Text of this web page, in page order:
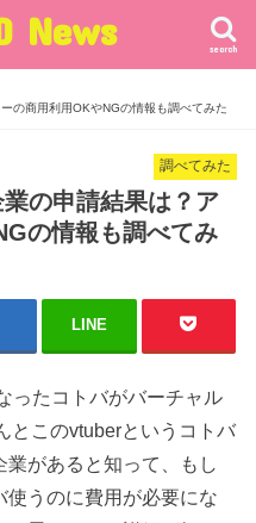
News search
の商用利用OKやNGの情報も調べてみた
調べてみた
の申請結果は？ア
の情報も調べてみ
LINE
ったコトバがバーチャル
とこのvtuberというコトバ
があると知って、もし
うのに費用が必要にな